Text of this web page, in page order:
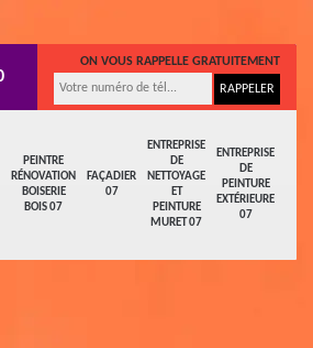
PEINTRE
RÉNOVATION
BOISERIE
BOIS 07
FAÇADIER
07
ENTREPRISE
DE
NETTOYAGE
ET
PEINTURE
MURET 07
ENTREPRISE
DE
PEINTURE
EXTÉRIEURE
07
ON VOUS RAPPELLE GRATUITEMENT